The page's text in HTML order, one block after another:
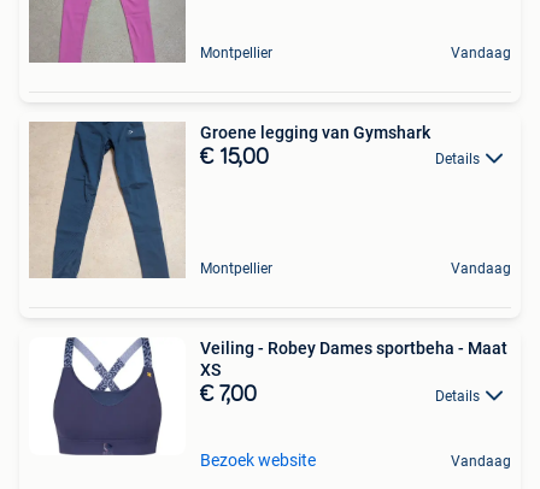
Montpellier Vandaag
Groene legging van Gymshark
€ 15,00 Details
Montpellier Vandaag
Veiling - Robey Dames sportbeha - Maat
XS
€ 7,00 Details
Bezoek website Vandaag